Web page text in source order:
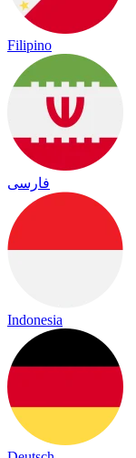
Filipino
فارسی
Indonesia